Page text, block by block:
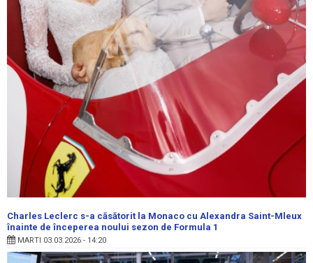
Charles Leclerc s-a căsătorit la Monaco cu Alexandra Saint-Mleux
înainte de începerea noului sezon de Formula 1
MARTI 03.03.2026 - 14:20